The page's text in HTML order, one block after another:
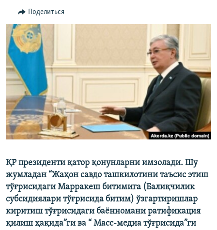
навигации
Вернутся
поиску
НАСТОЯЩЕЕ ВРЕМЯ
МИГРАНТ МЕДИА
Поделиться
ҚР президенти қатор қонунларни имзолади. Шу
жумладан “Жаҳон савдо ташкилотини таъсис этиш
тўғрисидаги Марракеш битимига (Балиқчилик
субсидиялари тўғрисида битим) ўзгартиришлар
киритиш тўғрисидаги баённомани ратификация
қилиш ҳақида”ги ва “ Масс-медиа тўғрисида”ги